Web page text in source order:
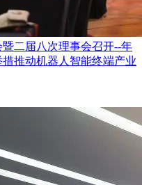
二届八次理事会召开--年
推动机器人智能终端产业